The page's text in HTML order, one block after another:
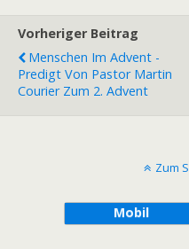
Vorheriger Beitrag
Menschen Im Advent -
Predigt Von Pastor Martin
Courier Zum 2. Advent
Zum
Mobil